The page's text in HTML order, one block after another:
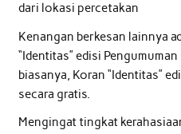
dari lokasi percetakan
Kenangan berkesan lainnya
“Identitas” edisi
biasanya, Koran “Identitas”
secara gratis.
Mengingat tingkat